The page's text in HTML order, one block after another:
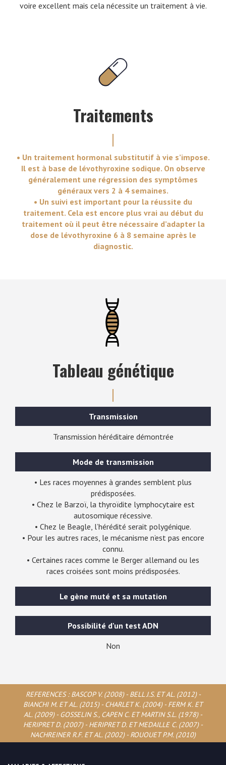
voire excellent mais cela nécessite un traitement à vie.
Traitements
• Un traitement hormonal substitutif à vie s’impose.
Il est à base de lévothyroxine sodique. On observe
généralement une régression des symptômes
généraux vers 2 à 4 semaines.
• Un suivi est important pour la réussite du
traitement. Cela est encore plus vrai au début du
traitement où il peut être nécessaire d’adapter la
dose de lévothyroxine 6 à 8 semaine après le
diagnostic.
Tableau génétique
Transmission
Transmission héréditaire démontrée
Mode de transmission
• Les races moyennes à grandes semblent plus
prédisposées.
• Chez le Barzoï, la thyroïdite lymphocytaire est
autosomique récessive.
• Chez le Beagle, l’hérédité serait polygénique.
• Pour les autres races, le mécanisme n’est pas encore
connu.
• Certaines races comme le Berger allemand ou les
races croisées sont moins prédisposées.
Le gène muté et sa mutation
Possibilité d'un test ADN
Non
REFERENCES : BASCOP V. (2008) - BELL J.S. ET AL. (2012) -
BIANCHI M. ET AL. (2015) - CHARLET K. (2004) - FERM K. ET
AL. (2009) - GOSSELIN S., CAPEN C. ET MARTIN S.L. (1978) -
HERIPRET D. (2007) - HERIPRET D. ET MEDAILLE C. (2007) -
NACHREINER R.F. ET AL. (2002) - ROUOUET P.M. (2010)